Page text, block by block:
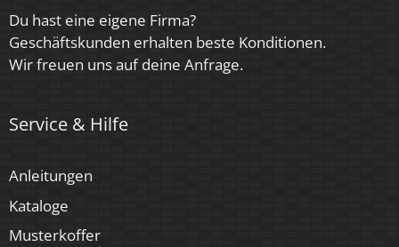
F, G
Herstellergarantie
Marke / Hersteller
Für Möbeleinbau geeignet
Ja
Du hast eine eigene Firma?
Geschäftskunden erhalten beste Konditionen.
Wir freuen uns auf deine Anfrage.
Service & Hilfe
Anleitungen
Kataloge
Musterkoffer